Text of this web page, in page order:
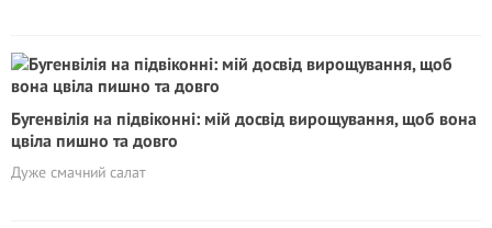
Бугенвілія на підвіконні: мій досвід вирощування, щоб вона
цвіла пишно та довго
Дуже смачний салат